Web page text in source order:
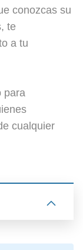
conozcas su
te
a tu
para
cualquier